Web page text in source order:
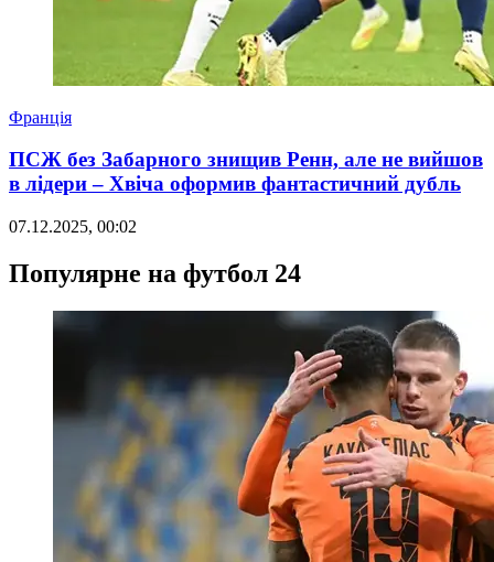
Франція
ПСЖ без Забарного знищив Ренн, але не вийшов
в лідери – Хвіча оформив фантастичний дубль
07.12.2025, 00:02
Популярне на футбол 24